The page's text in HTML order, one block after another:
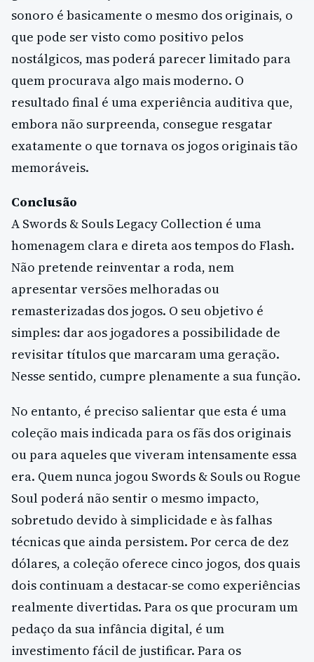
sonoro é basicamente o mesmo dos originais, o
que pode ser visto como positivo pelos
nostálgicos, mas poderá parecer limitado para
quem procurava algo mais moderno. O
resultado final é uma experiência auditiva que,
embora não surpreenda, consegue resgatar
exatamente o que tornava os jogos originais tão
memoráveis.
Conclusão
A Swords & Souls Legacy Collection é uma
homenagem clara e direta aos tempos do Flash.
Não pretende reinventar a roda, nem
apresentar versões melhoradas ou
remasterizadas dos jogos. O seu objetivo é
simples: dar aos jogadores a possibilidade de
revisitar títulos que marcaram uma geração.
Nesse sentido, cumpre plenamente a sua função.
No entanto, é preciso salientar que esta é uma
coleção mais indicada para os fãs dos originais
ou para aqueles que viveram intensamente essa
era. Quem nunca jogou Swords & Souls ou Rogue
Soul poderá não sentir o mesmo impacto,
sobretudo devido à simplicidade e às falhas
técnicas que ainda persistem. Por cerca de dez
dólares, a coleção oferece cinco jogos, dos quais
dois continuam a destacar-se como experiências
realmente divertidas. Para os que procuram um
pedaço da sua infância digital, é um
investimento fácil de justificar. Para os